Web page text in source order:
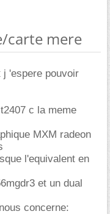
carte mere
'espere pouvoir
c la meme
MXM radeon
l'equivalent en
et un dual
concerne: